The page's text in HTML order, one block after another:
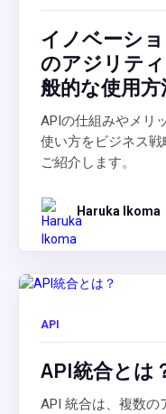
イノベーシ
のアジリテ
般的な使用方
APIの仕組みやメリ
使い方をビジネス
ご紹介します。
Haruka Ikoma
API
API統合とは
API 統合は、複数の